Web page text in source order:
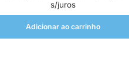
s/juros
Adicionar ao carrinho